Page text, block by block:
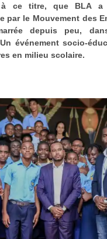
à ce titre, que BLA a
par le Mouvement des
depuis peu,
événement socio-
en milieu scolaire.